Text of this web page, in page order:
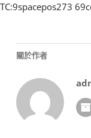
TC:9spacepos273
關於作者